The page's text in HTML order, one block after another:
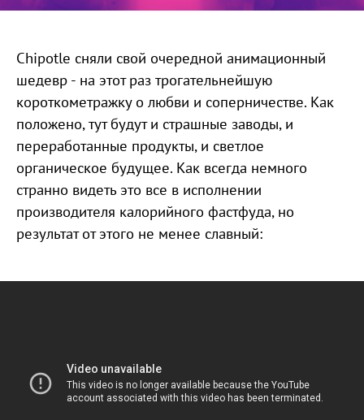
Chipotle сняли свой очередной анимационный
шедевр - на этот раз трогательнейшую
короткометражку о любви и соперничестве. Как
положено, тут будут и страшные заводы, и
переработанные продукты, и светлое
органическое будущее. Как всегда немного
странно видеть это все в исполнении
производителя калорийного фастфуда, но
результат от этого не менее славный: